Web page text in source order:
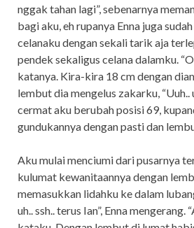
nggak tahan lagi”, sebenarnya
bagi aku, eh rupanya Enna juga
celanaku dengan sekali tarik aja
pendek sekaligus celana dalamku.
katanya. Kira-kira 18 cm dengan
lembut dia mengelus zakarku, “Uuh..
cermat aku berubah posisi 69,
gundukannya dengan pasti dan
Aku mulai menciumi dari pusarnya
kulumat kewanitaannya dengan
memasukkan lidahku ke dalam
uh.. ssh.. terus Ian”, Enna mengerang.